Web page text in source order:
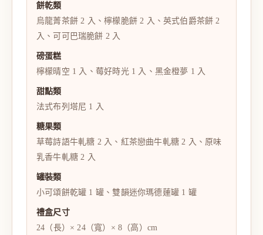
餅乾類
烏龍菁茶餅 2 入、檸檬脆餅 2 入、英式伯爵茶餅 2
入、可可巴瑞脆餅 2 入
磅蛋糕
檸檬晴空 1 入、莓好時光 1 入、黑金橙夢 1 入
甜點類
法式布列塔尼 1 入
糖果類
草莓詩語牛軋糖 2 入、紅茶戀曲牛軋糖 2 入、原味
乳香牛軋糖 2 入
罐裝類
小可頌餅乾罐 1 罐、雙韻迷你瑪德蓮罐 1 罐
禮盒尺寸
24（長）× 24（寬）× 8（高）cm